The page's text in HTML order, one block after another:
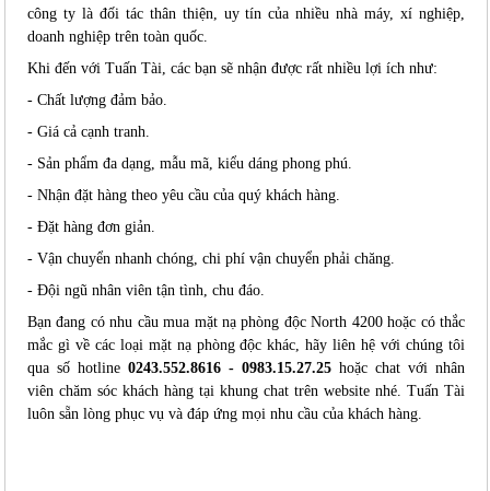
công ty là đối tác thân thiện, uy tín của nhiều nhà máy, xí nghiệp,
doanh nghiệp trên toàn quốc.
Khi đến với Tuấn Tài, các bạn sẽ nhận được rất nhiều lợi ích như:
- Chất lượng đảm bảo.
- Giá cả cạnh tranh.
- Sản phẩm đa dạng, mẫu mã, kiểu dáng phong phú.
- Nhận đặt hàng theo yêu cầu của quý khách hàng.
- Đặt hàng đơn giản.
- Vận chuyển nhanh chóng, chi phí vận chuyển phải chăng.
- Đội ngũ nhân viên tận tình, chu đáo.
Bạn đang có nhu cầu mua mặt nạ phòng độc North 4200 hoặc có thắc
mắc gì về các loại mặt nạ phòng độc khác, hãy liên hệ với chúng tôi
qua số hotline 0243.552.8616 - 0983.15.27.25 hoặc chat với nhân
viên chăm sóc khách hàng tại khung chat trên website nhé. Tuấn Tài
luôn sẵn lòng phục vụ và đáp ứng mọi nhu cầu của khách hàng.